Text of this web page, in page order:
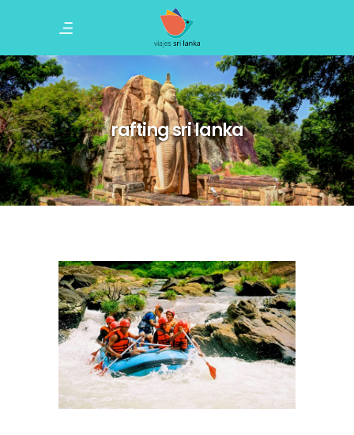
rafting sri lanka